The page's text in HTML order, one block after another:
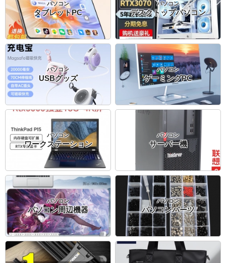
パソコン
タブレットPC
パソコン
デスクトップパソコン
パソコン
USBグッズ
パソコン
ゲーミングPC
パソコン
ワークステーション
パソコン
サーバー機
パソコン
パソコン周辺機器
パソコン
パソコンパーツ